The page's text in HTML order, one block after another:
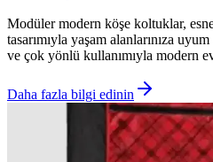
Modüler modern köşe koltuklar,
tasarımıyla yaşam alanlarınıza
ve çok yönlü kullanımıyla modern
Daha fazla bilgi edinin